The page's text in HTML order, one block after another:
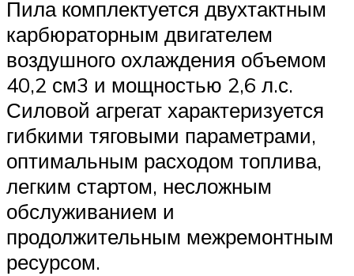
Пила комплектуется двухтактным
карбюраторным двигателем
воздушного охлаждения объемом
40,2 см3 и мощностью 2,6 л.с.
Силовой агрегат характеризуется
гибкими тяговыми параметрами,
оптимальным расходом топлива,
легким стартом, несложным
обслуживанием и
продолжительным межремонтным
ресурсом.